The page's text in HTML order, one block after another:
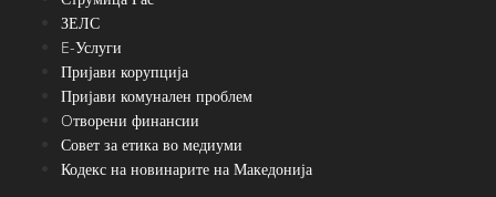
ЗЕЛС
E-Услуги
Пријави корупција
Пријави комунален проблем
Oтворени финансии
Совет за етика во медиуми
Кодекс на новинарите на Македонија